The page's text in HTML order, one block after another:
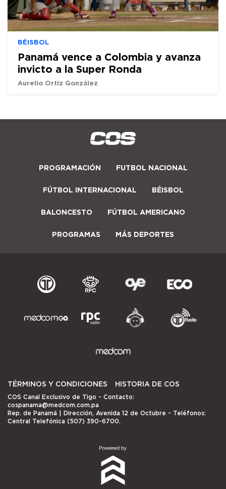
BÉISBOL
Panamá vence a Colombia y avanza
invicto a la Super Ronda
Aurelio Ortiz González
PROGRAMACIÓN FUTBOL NACIONAL
FÚTBOL INTERNACIONAL BÉISBOL
BALONCESTO FÚTBOL AMERICANO
PROGRAMAS MÁS DEPORTES
TÉRMINOS Y CONDICIONES HISTORIA DE COS
COS Canal Exclusivo de Tigo - Contacto:
cospanama@medcom.com.pa
Rep. de Panamá | Dirección, Avenida 12 de Octubre - Teléfonos:
Central Telefónica (507) 390-6700.